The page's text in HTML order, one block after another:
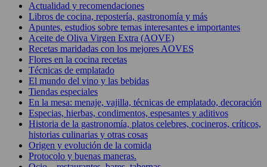
Actualidad y recomendaciones
Libros de cocina, repostería, gastronomía y más
Apuntes, estudios sobre temas interesantes e importantes
Aceite de Oliva Virgen Extra (AOVE)
Recetas maridadas con los mejores AOVES
Flores en la cocina recetas
Técnicas de emplatado
El mundo del vino y las bebidas
Tiendas especiales
En la mesa: menaje, vajilla, técnicas de emplatado, decoración
Especias, hierbas, condimentos, espesantes y aditivos
Historia de la gastronomía, platos celebres, cocineros, críticos,
historias culinarias y otras cosas
Origen y evolución de la comida
Protocolo y buenas maneras.